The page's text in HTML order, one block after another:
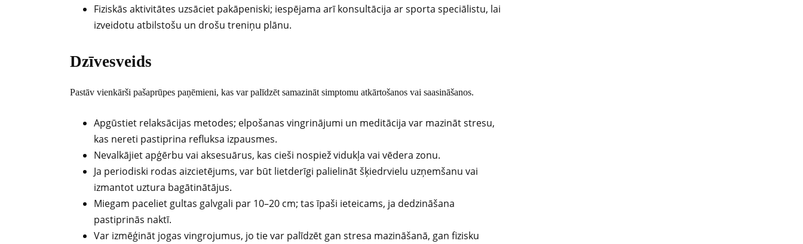
Fiziskās aktivitātes uzsāciet pakāpeniski; iespējama arī konsultācija ar sporta speciālistu, lai
izveidotu atbilstošu un drošu treniņu plānu.
Dzīvesveids
Pastāv vienkārši pašaprūpes paņēmieni, kas var palīdzēt samazināt simptomu atkārtošanos vai saasināšanos.
Apgūstiet relaksācijas metodes; elpošanas vingrinājumi un meditācija var mazināt stresu,
kas nereti pastiprina refluksa izpausmes.
Nevalkājiet apģērbu vai aksesuārus, kas cieši nospiež vidukļa vai vēdera zonu.
Ja periodiski rodas aizcietējums, var būt lietderīgi palielināt šķiedrvielu uzņemšanu vai
izmantot uztura bagātinātājus.
Miegam paceliet gultas galvgali par 10–20 cm; tas īpaši ieteicams, ja dedzināšana
pastiprinās naktī.
Var izmēģināt jogas vingrojumus, jo tie var palīdzēt gan stresa mazināšanā, gan fizisku